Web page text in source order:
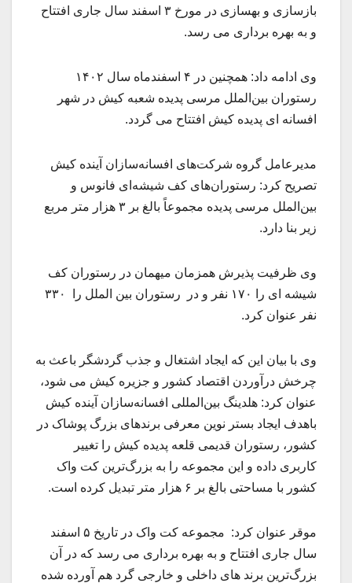
بازسازی و بهسازی در مورخ ۳ اسفند سال جاری افتتاح
و به بهره برداری می رسد.
وی ادامه داد: همچنین در ۴ اسفندماه سال ۱۴۰۲
رستوران بین‌الملل مرسی پدیده شعبه کیش در شهر
افسانه ای پدیده کیش افتتاح می گردد.
مدیرعامل گروه شرکت‌های افسانه‌سازان آینده کیش
تصریح کرد: رستوران‌های کف شیشه‌ای فانوس و
بین‌الملل مرسی پدیده مجموعاً بالغ بر ۳ هزار متر مربع
زیر بنا دارد.
وی ظرفیت پذیرش همزمان میهمان در رستوران کف
شیشه ای را ۱۷۰ نفر و در رستوران بین الملل را ۳۳۰
نفر عنوان کرد.
وی با بیان این که ایجاد اشتغال و جذب گردشگر باعث به
چرخش درآوردن اقتصاد کشور و جزیره کیش می شود،
عنوان کرد: هلدینگ بین‌المللی افسانه‌سازان آینده کیش
باهدف ایجاد بستر نوین معرفی برندهای بزرگ پوشاک در
کشور، رستوران قدیمی قلعه پدیده کیش را تغییر
کاربری داده و این مجموعه را به بزرگ‌ترین کت واک
کشور با مساحتی بالغ بر ۶ هزار متر تبدیل کرده است.
موقر عنوان کرد: مجموعه کت واک در تاریخ ۵ اسفند
سال جاری افتتاح و به بهره برداری می رسد که در آن
بزرگ‌ترین برند های داخلی و خارجی گرد هم آورده شده